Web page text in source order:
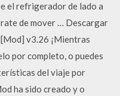
el refrigerador de lado a
de mover … Descargar
v3.26 ¡Mientras
por completo, o puedes
del viaje por
ha sido creado y o